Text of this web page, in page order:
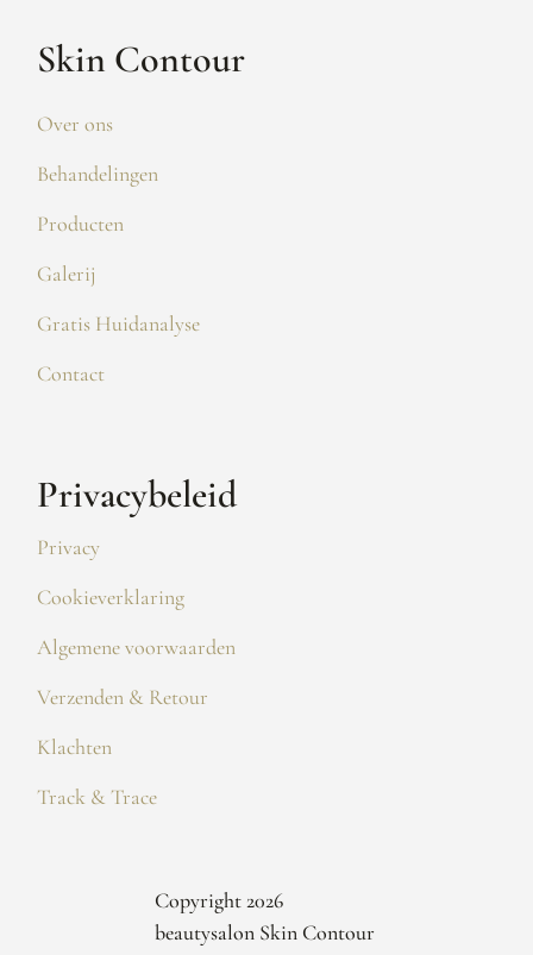
Skin Contour
Over ons
Behandelingen
Producten
Galerij
Gratis Huidanalyse
Contact
Privacybeleid
Privacy
Cookieverklaring
Algemene voorwaarden
Verzenden & Retour
Klachten
Track & Trace
Copyright 2026
beautysalon Skin Contour